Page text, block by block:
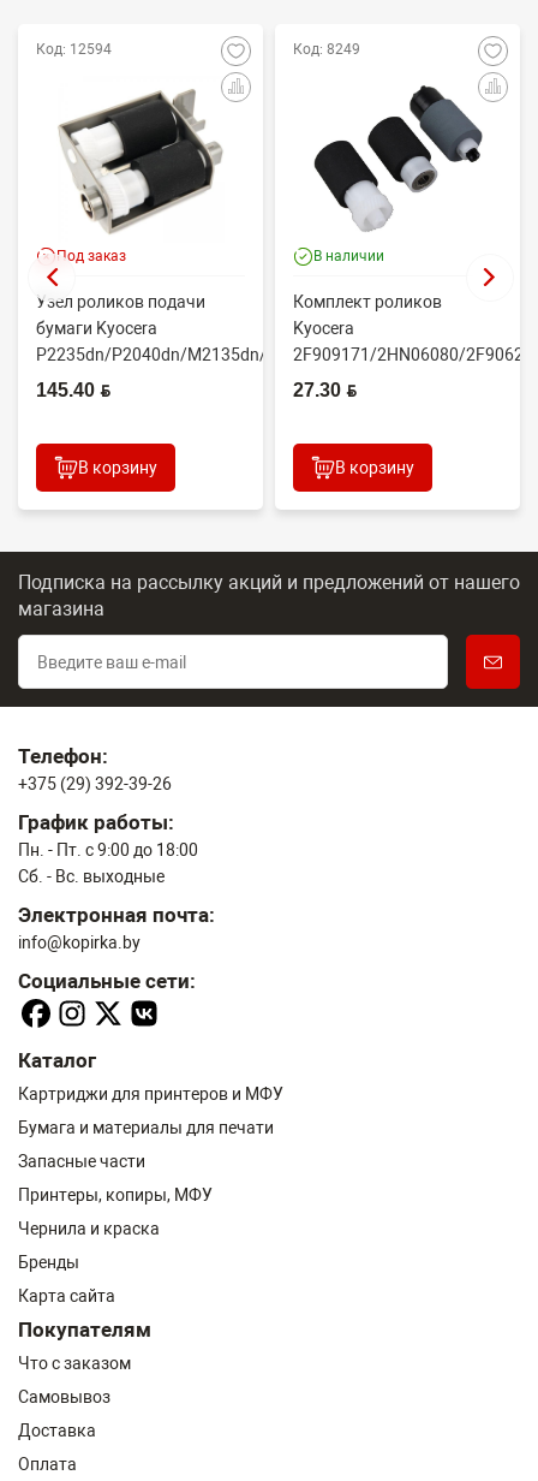
Код: 12594
Под заказ
Узел роликов подачи
бумаги Kyocera
P2235dn/P2040dn/M2135dn/M2635dn/M2735dw/M2040dn
(O...
145.40 BYN
В корзину
Код: 8249
В наличии
Комплект роликов
Kyocera
2F909171/2HN06080/
(CET7806)
27.30 BYN
В корзину
Подписка на рассылку акций и предложений от нашего
магазина
Телефон:
+375 (29) 392-39-26
График работы:
Пн. - Пт. с 9:00 до 18:00
Сб. - Вс. выходные
Электронная почта:
info@kopirka.by
Социальные сети:
Каталог
Картриджи для принтеров и МФУ
Бумага и материалы для печати
Запасные части
Принтеры, копиры, МФУ
Чернила и краска
Бренды
Карта сайта
Покупателям
Что с заказом
Самовывоз
Доставка
Оплата